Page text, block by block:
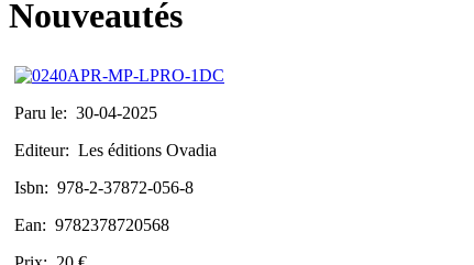
Nouveautés
Paru le: 30-04-2025
Editeur: Les éditions Ovadia
Isbn: 978-2-37872-056-8
Ean: 9782378720568